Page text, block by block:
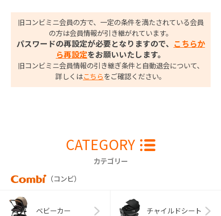
旧コンビミニ会員の方で、一定の条件を満たされている会員
の方は会員情報が引き継がれています。
パスワードの再設定が必要となりますので、
こちらか
ら再設定をお願いいたします。
旧コンビミニ会員情報の引き継ぎ条件と自動退会について、
詳しくはこちら をご確認ください。
CATEGORY
カテゴリー
（コンビ）
ベビーカー チャイルドシート